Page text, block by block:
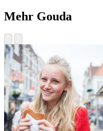
Mehr Gouda